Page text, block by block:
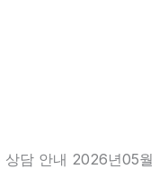
담 안내 2026년05월